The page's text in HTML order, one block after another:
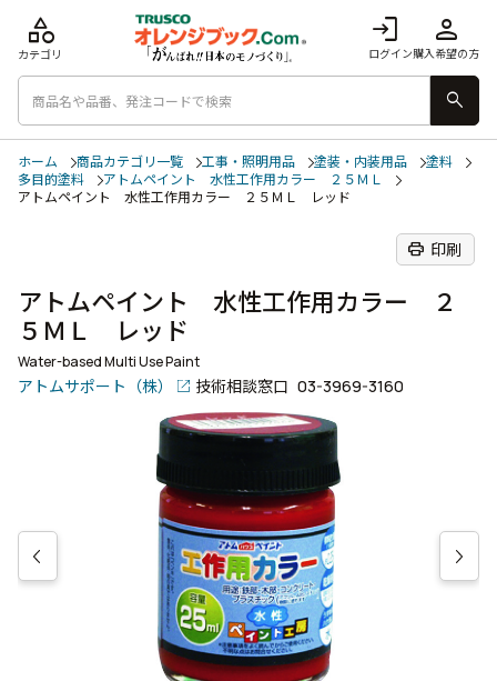
login
ログイン
person
購入希望の方
category
カテゴリ
search
ホーム 商品カテゴリ一覧 工事・照明用品 塗装・内装用品
塗料
多目的塗料
アトムペイント 水性工作用カラー ２５ＭＬ
アトムペイント 水性工作用カラー ２５ＭＬ レッド
print 印刷
アトムペイント 水性工作用カラー ２
５ＭＬ レッド
Water-based Multi Use Paint
アトムサポート（株） 技術相談窓口 03-3969-3160